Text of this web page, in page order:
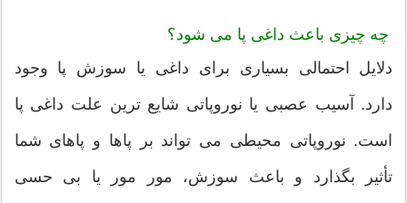
چه چیزی باعث داغی پا می شود؟
دلایل احتمالی بسیاری برای داغی یا سوزش پا وجود
دارد. آسیب عصبی یا نوروپاتی شایع ترین علت داغی پا
است. نوروپاتی محیطی می تواند بر پاها و پاهای شما
تأثیر بگذارد و باعث سوزش، مور مور یا بی حسی